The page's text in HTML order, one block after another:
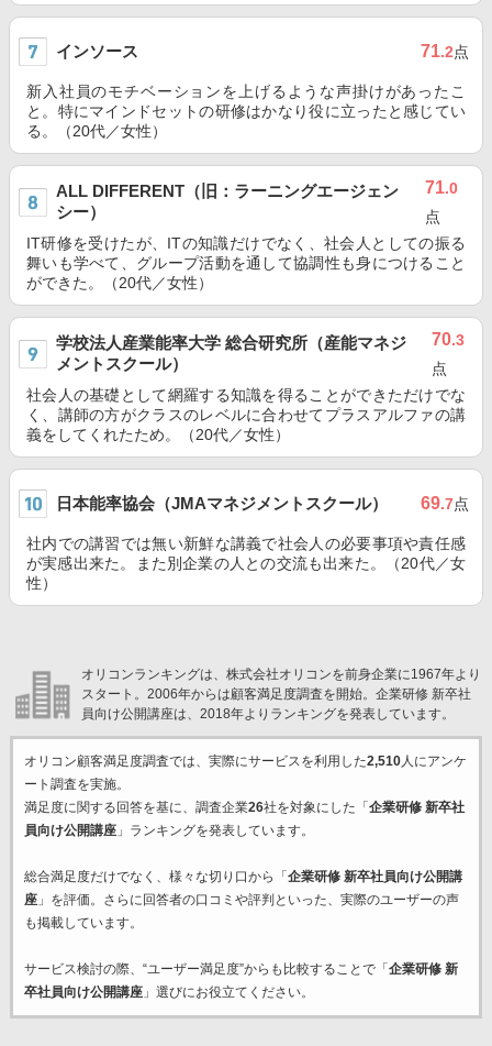
インソース 71.2点
新入社員のモチベーションを上げるような声掛けがあったこ
と。特にマインドセットの研修はかなり役に立ったと感じてい
る。（20代／女性）
ALL DIFFERENT（旧：ラーニングエージェン
シー）
71.0
点
IT研修を受けたが、ITの知識だけでなく、社会人としての振る
舞いも学べて、グループ活動を通して協調性も身につけること
ができた。（20代／女性）
学校法人産業能率大学 総合研究所（産能マネジ
メントスクール）
70.3
点
社会人の基礎として網羅する知識を得ることができただけでな
く、講師の方がクラスのレベルに合わせてプラスアルファの講
義をしてくれたため。（20代／女性）
日本能率協会（JMAマネジメントスクール） 69.7点
社内での講習では無い新鮮な講義で社会人の必要事項や責任感
が実感出来た。また別企業の人との交流も出来た。（20代／女
性）
オリコンランキングは、株式会社オリコンを前身企業に1967年より
スタート。2006年からは顧客満足度調査を開始。企業研修 新卒社
員向け公開講座は、2018年よりランキングを発表しています。
オリコン顧客満足度調査では、実際にサービスを利用した2,510人にアンケ
ート調査を実施。
満足度に関する回答を基に、調査企業26社を対象にした「 企業研修 新卒社
員向け公開講座」ランキングを発表しています。
総合満足度だけでなく、様々な切り口から「 企業研修 新卒社員向け公開講
座」を評価。さらに回答者の口コミや評判といった、実際のユーザーの声
も掲載しています。
サービス検討の際、“ユーザー満足度”からも比較することで「 企業研修 新
卒社員向け公開講座」選びにお役立てください。